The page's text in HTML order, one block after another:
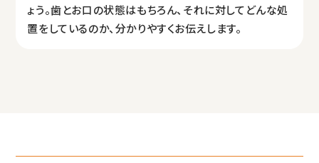
ょう。歯とお口の状態はもちろん、それに対してどんな処
置をしているのか、分かりやすくお伝えします。